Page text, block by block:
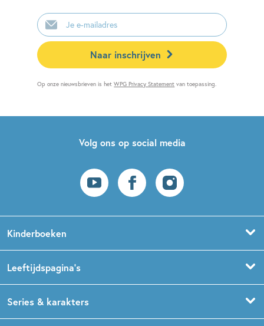
E-
mailadres
Naar inschrijven
Op onze nieuwsbrieven is hetWPG Privacy Statement van toepassing.
Volg ons op social media
Kinderboeken
Prentenboeken
Leeftijdspagina’s
Boekentips 1,5 - 3 jaar
Series & karakters